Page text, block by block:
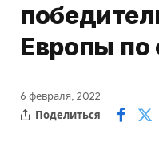
Европы по
6 февраля, 2022
Поделиться